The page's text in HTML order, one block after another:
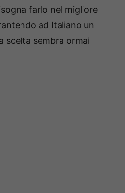
farlo nel migliore
ad Italiano un
scelta sembra ormai